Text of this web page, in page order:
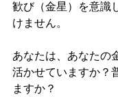
歓び（金星）を意識
けません。
あなたは、あなたの
活かせていますか？
ますか？